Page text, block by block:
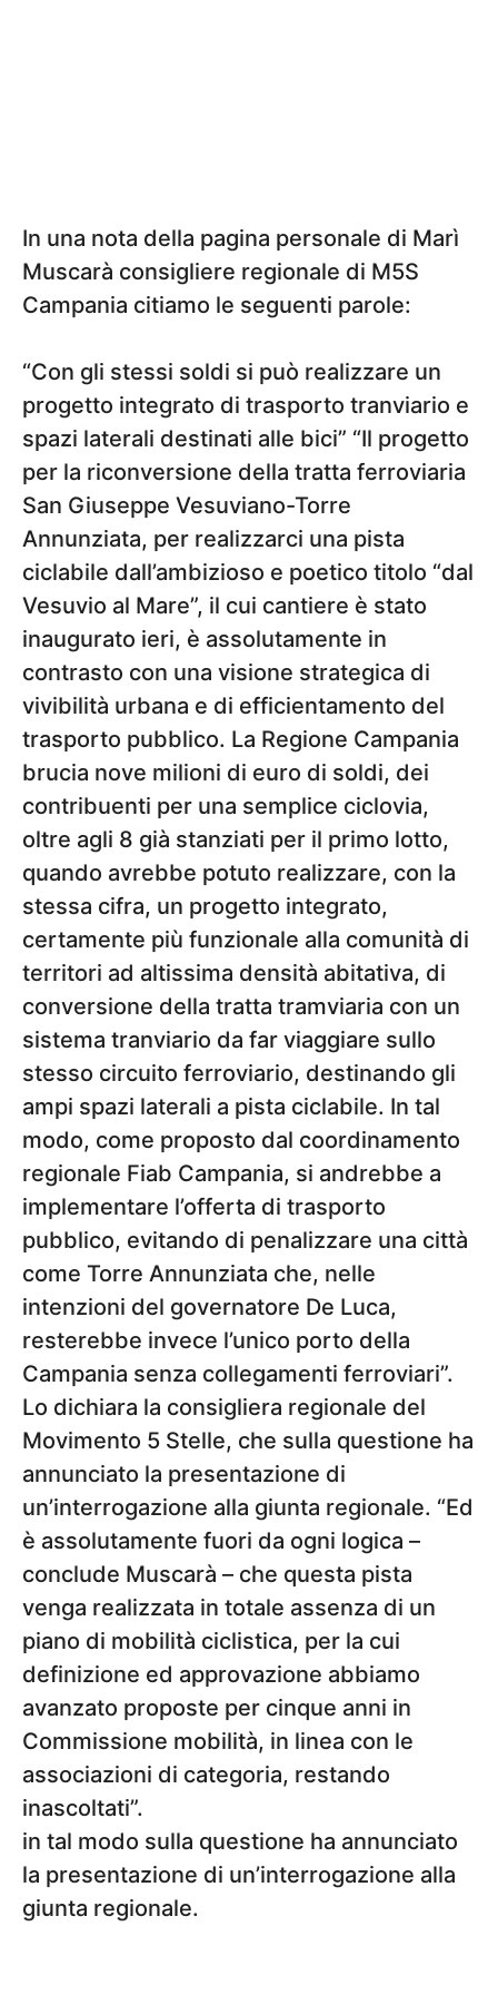
In una nota della pagina personale di Marì
Muscarà consigliere regionale di M5S
Campania citiamo le seguenti parole:
“Con gli stessi soldi si può realizzare un
progetto integrato di trasporto tranviario e
spazi laterali destinati alle bici” “Il progetto
per la riconversione della tratta ferroviaria
San Giuseppe Vesuviano-Torre
Annunziata, per realizzarci una pista
ciclabile dall’ambizioso e poetico titolo “dal
Vesuvio al Mare”, il cui cantiere è stato
inaugurato ieri, è assolutamente in
contrasto con una visione strategica di
vivibilità urbana e di efficientamento del
trasporto pubblico. La Regione Campania
brucia nove milioni di euro di soldi, dei
contribuenti per una semplice ciclovia,
oltre agli 8 già stanziati per il primo lotto,
quando avrebbe potuto realizzare, con la
stessa cifra, un progetto integrato,
certamente più funzionale alla comunità di
territori ad altissima densità abitativa, di
conversione della tratta tramviaria con un
sistema tranviario da far viaggiare sullo
stesso circuito ferroviario, destinando gli
ampi spazi laterali a pista ciclabile. In tal
modo, come proposto dal coordinamento
regionale Fiab Campania, si andrebbe a
implementare l’offerta di trasporto
pubblico, evitando di penalizzare una città
come Torre Annunziata che, nelle
intenzioni del governatore De Luca,
resterebbe invece l’unico porto della
Campania senza collegamenti ferroviari”.
Lo dichiara la consigliera regionale del
Movimento 5 Stelle, che sulla questione ha
annunciato la presentazione di
un’interrogazione alla giunta regionale. “Ed
è assolutamente fuori da ogni logica –
conclude Muscarà – che questa pista
venga realizzata in totale assenza di un
piano di mobilità ciclistica, per la cui
definizione ed approvazione abbiamo
avanzato proposte per cinque anni in
Commissione mobilità, in linea con le
associazioni di categoria, restando
inascoltati”.
in tal modo sulla questione ha annunciato
la presentazione di un’interrogazione alla
giunta regionale.